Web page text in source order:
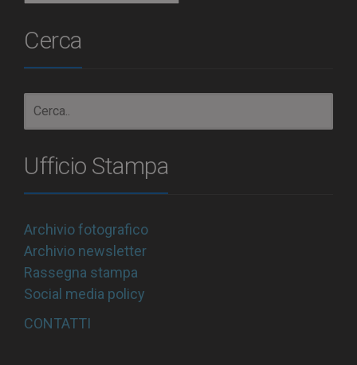
Cerca
Ufficio Stampa
Archivio fotografico
Archivio newsletter
Rassegna stampa
Social media policy
CONTATTI